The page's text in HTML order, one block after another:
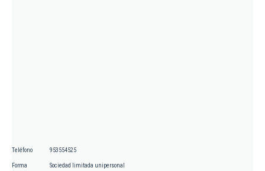
Teléfono 953554525
Forma
Sociedad limitada unipersonal